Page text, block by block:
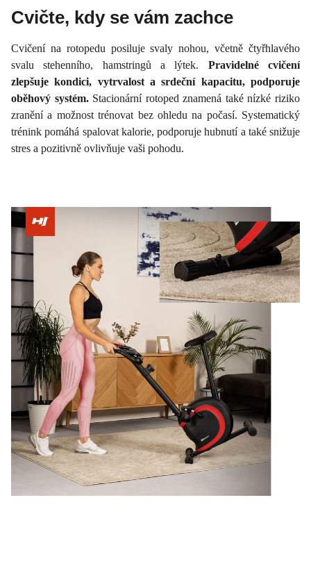
Cvičte, kdy se vám zachce
Cvičení na rotopedu posiluje svaly nohou, včetně čtyřhlavého
svalu stehenního, hamstringů a lýtek. Pravidelné cvičení
zlepšuje kondici, vytrvalost a srdeční kapacitu, podporuje
oběhový systém.Stacionární rotoped znamená také nízké riziko
zranění a možnost trénovat bez ohledu na počasí. Systematický
trénink pomáhá spalovat kalorie, podporuje hubnutí a také snižuje
stres a pozitivně ovlivňuje vaši pohodu.